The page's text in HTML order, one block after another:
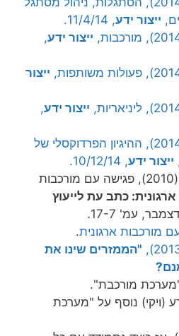
ייצור ידע, 11/4/14.
ייצור ידע,
ייצור
ייצור ידע,
פנחס יחזקאלי (2014), ההיגיון הפרדוקסלי של
ייצור ידע, 10/12/14.
חן גרץ-שמואלי, (2010), פגישה עם מורכבות
ארגונית: כתב עת לייעוץ
, נובמבר דצמבר, עמ' 17-7.
מורכבות ארגונית.
"הממזרים שינו את
מורכבת".
(ויקי) נוסף על "מערכת